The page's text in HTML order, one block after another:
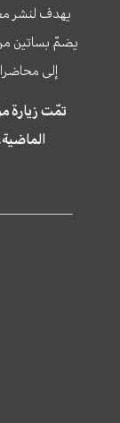
يهدف لنشر
يضمّ بساتين
إلى